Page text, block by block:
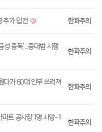
추가 입건 한파주의
성 중독’…중대법 시행
한파주의
다가 60대 인부 쓰러져
한파주의
트 공사장 1명 사망-1
한파주의